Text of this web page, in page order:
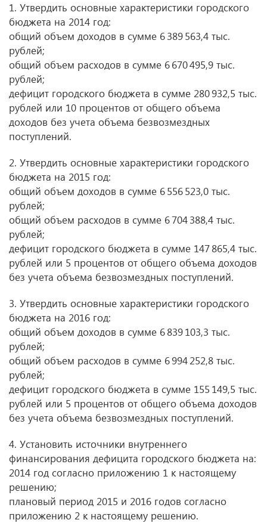
1. Утвердить основные характеристики городского
бюджета на 2014 год:
общий объем доходов в сумме 6 389 563,4 тыс.
рублей;
общий объем расходов в сумме 6 670 495,9 тыс.
рублей;
дефицит городского бюджета в сумме 280 932,5 тыс.
рублей или 10 процентов от общего объема
доходов без учета объема безвозмездных
поступлений.
2. Утвердить основные характеристики городского
бюджета на 2015 год:
общий объем доходов в сумме 6 556 523,0 тыс.
рублей;
общий объем расходов в сумме 6 704 388,4 тыс.
рублей;
дефицит городского бюджета в сумме 147 865,4 тыс.
рублей или 5 процентов от общего объема доходов
без учета объема безвозмездных поступлений.
3. Утвердить основные характеристики городского
бюджета на 2016 год:
общий объем доходов в сумме 6 839 103,3 тыс.
рублей;
общий объем расходов в сумме 6 994 252,8 тыс.
рублей;
дефицит городского бюджета в сумме 155 149,5 тыс.
рублей или 5 процентов от общего объема доходов
без учета объема безвозмездных поступлений.
4. Установить источники внутреннего
финансирования дефицита городского бюджета на:
2014 год согласно приложению 1 к настоящему
решению;
плановый период 2015 и 2016 годов согласно
приложению 2 к настоящему решению.